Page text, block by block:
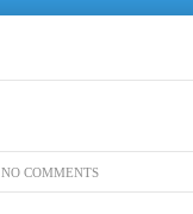
NO COMMENTS